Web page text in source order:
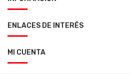
ENLACES DE INTERÉS
MI CUENTA